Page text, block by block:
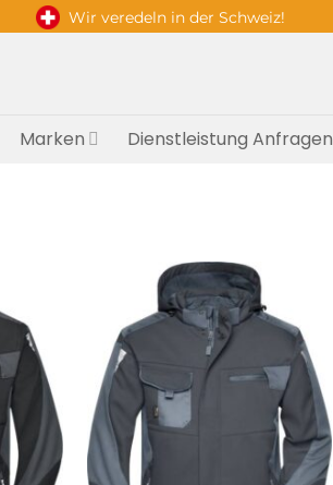
Wir veredeln in der Schweiz!
Marken Dienstleistung Anfragen